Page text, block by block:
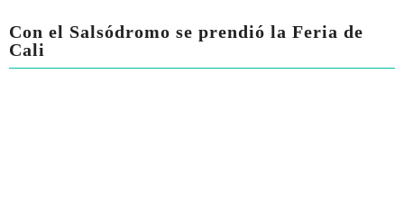
Con el Salsódromo se prendió la Feria de
Cali